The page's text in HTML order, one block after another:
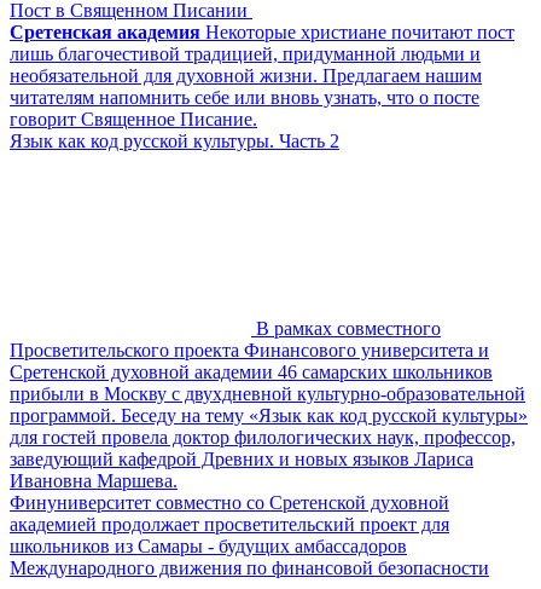
Пост в Священном Писании
Сретенская академия Некоторые христиане почитают пост
лишь благочестивой традицией, придуманной людьми и
необязательной для духовной жизни. Предлагаем нашим
читателям напомнить себе или вновь узнать, что о посте
говорит Священное Писание.
Язык как код русской культуры. Часть 2
В рамках совместного
Просветительского проекта Финансового университета и
Сретенской духовной академии 46 самарских школьников
прибыли в Москву с двухдневной культурно-образовательной
программой. Беседу на тему «Язык как код русской культуры»
для гостей провела доктор филологических наук, профессор,
заведующий кафедрой Древних и новых языков Лариса
Ивановна Маршева.
Финуниверситет совместно со Сретенской духовной
академией продолжает просветительский проект для
школьников из Самары - будущих амбассадоров
Международного движения по финансовой безопасности